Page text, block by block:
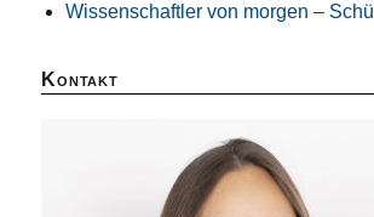
Wissenschaftler von morgen –
Kontakt